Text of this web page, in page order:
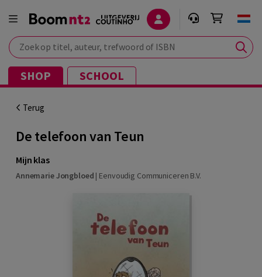
Zoek op titel, auteur, trefwoord of ISBN
SHOP SCHOOL
Terug
De telefoon van Teun
Mijn klas
Annemarie Jongbloed | Eenvoudig Communiceren B.V.